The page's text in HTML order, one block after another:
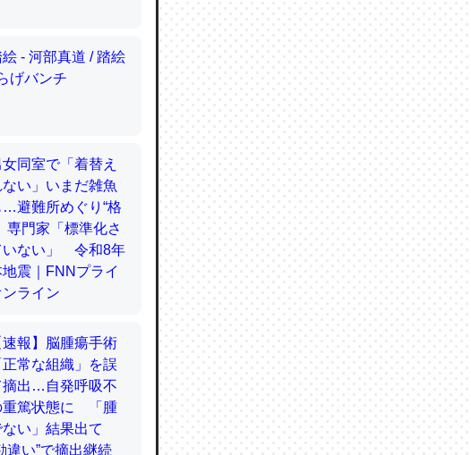
する新仮説
方が拮抗してるので
ルシウムを使わずキ
する新仮説
てるんだな…。腹足
する新仮説